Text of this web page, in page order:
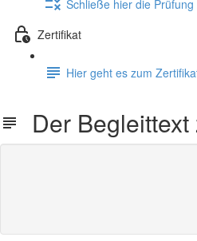
Schließe hier die
Zertifikat
Hier geht es zum
Der